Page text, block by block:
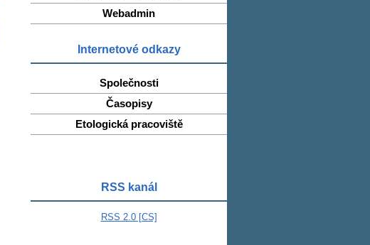
Webadmin
Internetové odkazy
Společnosti
Časopisy
Etologická pracoviště
RSS kanál
RSS 2.0 [CS]